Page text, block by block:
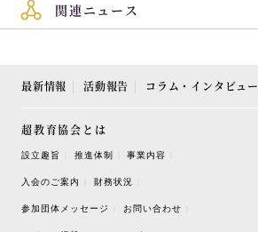
関連ニュース
最新情報 活動報告 コラム・インタビュー
超教育協会とは
設立趣旨 推進体制 事業内容
入会のご案内 財務状況
参加団体メッセージ お問い合わせ